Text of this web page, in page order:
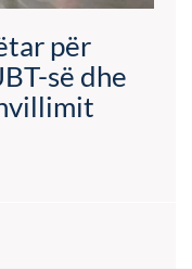
për
së dhe